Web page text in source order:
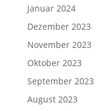
Januar 2024
Dezember 2023
November 2023
Oktober 2023
September 2023
August 2023